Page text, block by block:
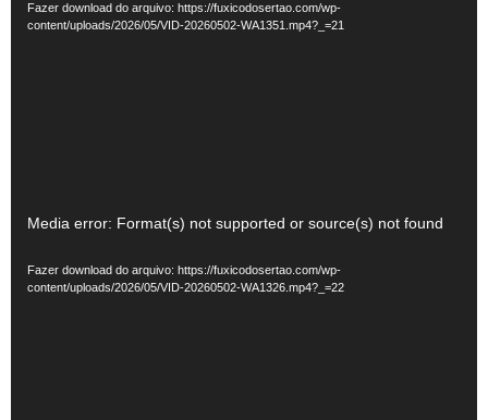
vídeo
Fazer download do arquivo: https://fuxicodosertao.com/wp-
content/uploads/2026/05/VID-20260502-WA1351.mp4?_=21
Tocador
vídeo
Media error: Format(s) not supported or source(s) not found
Fazer download do arquivo: https://fuxicodosertao.com/wp-
content/uploads/2026/05/VID-20260502-WA1326.mp4?_=22